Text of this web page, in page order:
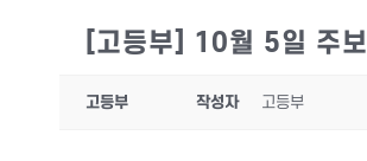
[고등부] 10월 5일 주보
고등부 작성자 고등부